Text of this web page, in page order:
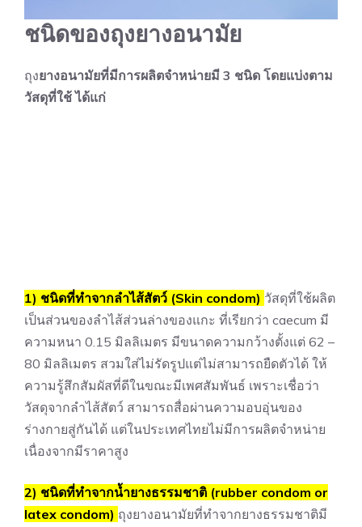
ชนิดของถุงยางอนามัย
ถุงยางอนามัยที่มีการผลิตจำหน่ายมี 3 ชนิด โดยแบ่งตาม
วัสดุที่ใช้ ได้แก่
1) ชนิดที่ทำจากลำไส้สัตว์ (Skin condom) วัสดุที่ใช้ผลิต
เป็นส่วนของลำไส้ส่วนล่างของแกะ ที่เรียกว่า caecum มี
ความหนา 0.15 มิลลิเมตร มีขนาดความกว้างตั้งแต่ 62 –
80 มิลลิเมตร สวมใส่ไม่รัดรูปแต่ไม่สามารถยืดตัวได้ ให้
ความรู้สึกสัมผัสที่ดีในขณะมีเพศสัมพันธ์ เพราะเชื่อว่า
วัสดุจากลำไส้สัตว์ สามารถสื่อผ่านความอบอุ่นของ
ร่างกายสู่กันได้ แต่ในประเทศไทยไม่มีการผลิตจำหน่าย
เนื่องจากมีราคาสูง
2) ชนิดที่ทำจากน้ำยางธรรมชาติ (rubber condom or
latex condom) ถุงยางอนามัยที่ทำจากยางธรรมชาติมี